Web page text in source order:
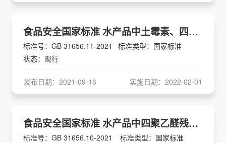
食品安全国家标准 水产品中土霉素、四环素、金霉素和多西环素残留量的测定
标准号：GB 31656.11-2021
标准类型：国家标准
状态：现行
发布日期：2021-09-16 实施日期：2022-02-01
食品安全国家标准 水产品中四聚乙醛残留量的测定 液相色谱-串联质谱法现行
标准号：GB 31656.10-2021
标准类型：国家标准